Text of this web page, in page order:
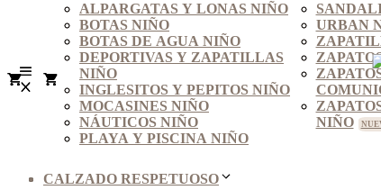
ALPARGATAS Y LONAS NIÑO
BOTAS NIÑO
BOTAS DE AGUA NIÑO
DEPORTIVAS Y ZAPATILLAS
NIÑO
INGLESITOS Y PEPITOS NIÑO
MOCASINES NIÑO
NÁUTICOS NIÑO
PLAYA Y PISCINA NIÑO
URBAN
NIÑO
CALZADO RESPETUOSO